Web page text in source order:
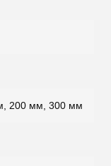
200 мм, 300 мм